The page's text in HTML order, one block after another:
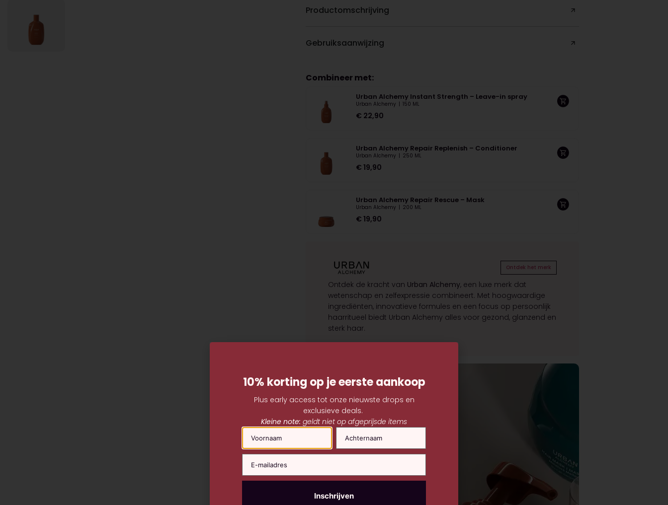
Productomschrijving
Gebruiksaanwijzing
Combineer met:
Urban Alchemy Instant Strength – Leave-in spray
Urban Alchemy 150 ML
€ 22,90
Urban Alchemy Repair Replenish – Conditioner
Urban Alchemy 250 ML
€ 19,90
Urban Alchemy Repair Rescue – Mask
Urban Alchemy 200 ML
€ 19,90
Ontdek het merk
Ontdek de kracht van Urban Alchemy, een luxe merk dat
wetenschap en zelfexpressie combineert. Met hoogwaardige
ingrediënten, innovatieve formules en een focus op persoonlijk
haarritueel biedt Urban Alchemy alles voor gezond, glanzend en
sterk haar.
10% korting op je eerste aankoop
Plus early access tot onze nieuwste drops en
exclusieve deals.
Kleine note: geldt niet op afgeprijsde items